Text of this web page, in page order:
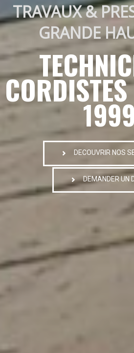
TRAVAUX &
GRANDE
DECOUVRIR NOS
DEMANDER UN